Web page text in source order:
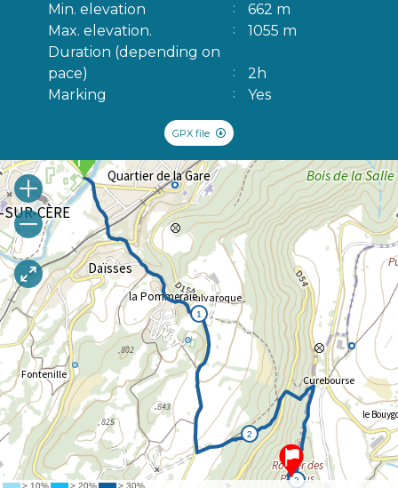
Min. elevation
662 m
Max. elevation.
1055 m
Duration (depending on
pace)
2h
Marking
Yes
GPX file